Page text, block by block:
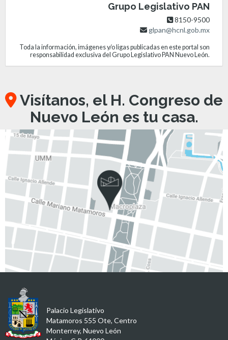
Grupo Legislativo PAN
8150-9500
glpan@hcnl.gob.mx
Toda la información, imágenes y/o ligas publicadas en este portal son
responsabilidad exclusiva del Grupo Legislativo PAN Nuevo León.
Visítanos, el H. Congreso de
Nuevo León es tu casa.
Palacio Legislativo
Matamoros 555 Ote, Centro
Monterrey, Nuevo León